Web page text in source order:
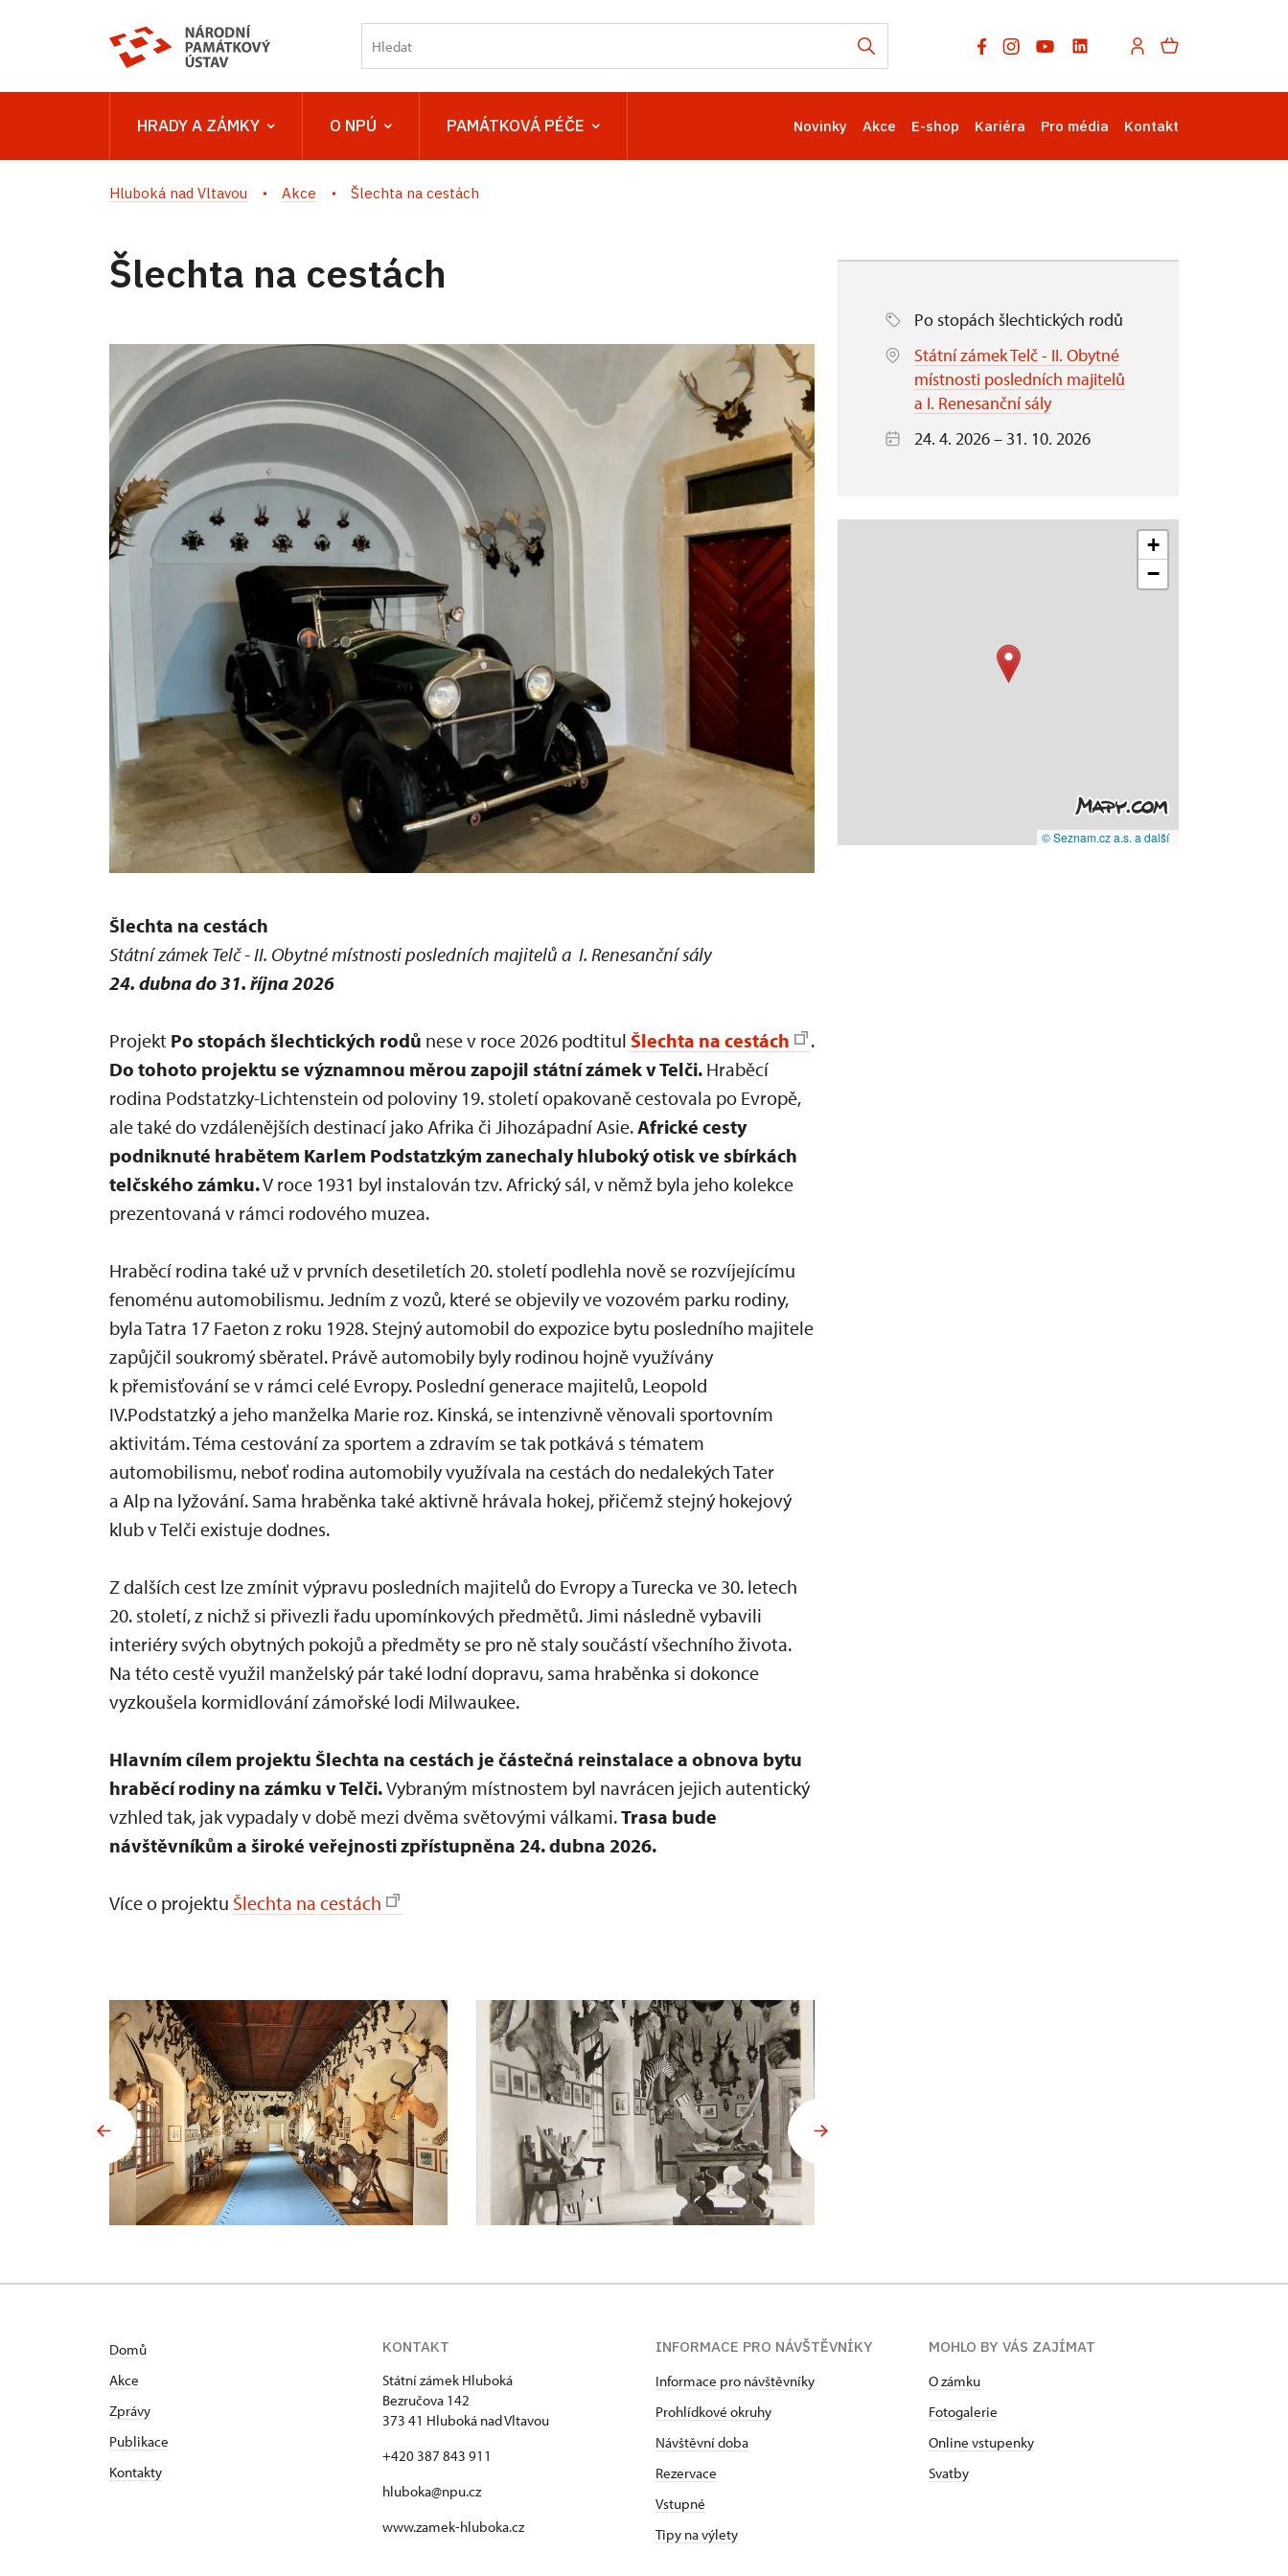
HRADY A ZÁMKY O NPÚ PAMÁTKOVÁ PÉČE Novinky Akce E-shop Kariéra Pro média Kontakt
Hluboká nad Vltavou Akce Šlechta na cestách
Šlechta na cestách
Šlechta na cestách
Státní zámek Telč - II. Obytné místnosti posledních majitelů a I. Renesanční sály
24. dubna do 31. října 2026
Projekt Po stopách šlechtických rodů nese v roce 2026 podtitul Šlechta na cestách
.
Do tohoto projektu se významnou měrou zapojil státní zámek v Telči. Hraběcí
rodina Podstatzky-Lichtenstein od poloviny 19. století opakovaně cestovala po Evropě,
ale také do vzdálenějších destinací jako Afrika či Jihozápadní Asie.Africké cesty
podniknuté hrabětem Karlem Podstatzkým zanechaly hluboký otisk ve sbírkách
telčského zámku.V roce 1931 byl instalován tzv. Africký sál, v němž byla jeho kolekce
prezentovaná v rámci rodového muzea.
Hraběcí rodina také už v prvních desetiletích 20. století podlehla nově se rozvíjejícímu
fenoménu automobilismu. Jedním z vozů, které se objevily ve vozovém parku rodiny,
byla Tatra 17 Faeton z roku 1928. Stejný automobil do expozice bytu posledního majitele
zapůjčil soukromý sběratel. Právě automobily byly rodinou hojně využívány
k přemisťování se v rámci celé Evropy. Poslední generace majitelů, Leopold
IV.Podstatzký a jeho manželka Marie roz. Kinská, se intenzivně věnovali sportovním
aktivitám. Téma cestování za sportem a zdravím se tak potkává s tématem
automobilismu, neboť rodina automobily využívala na cestách do nedalekých Tater
a Alp na lyžování. Sama hraběnka také aktivně hrávala hokej, přičemž stejný hokejový
klub v Telči existuje dodnes.
Z dalších cest lze zmínit výpravu posledních majitelů do Evropy a Turecka ve 30. letech
20. století, z nichž si přivezli řadu upomínkových předmětů. Jimi následně vybavili
interiéry svých obytných pokojů a předměty se pro ně staly součástí všechního života.
Na této cestě využil manželský pár také lodní dopravu, sama hraběnka si dokonce
vyzkoušela kormidlování zámořské lodi Milwaukee.
Hlavním cílem projektu Šlechta na cestách je částečná reinstalace a obnova bytu
hraběcí rodiny na zámku v Telči.Vybraným místnostem byl navrácen jejich autentický
vzhled tak, jak vypadaly v době mezi dvěma světovými válkami.Trasa bude
návštěvníkům a široké veřejnosti zpřístupněna 24. dubna 2026.
Více o projektu Šlechta na cestách
Po stopách šlechtických rodů
Státní zámek Telč - II. Obytné
místnosti posledních majitelů
a I. Renesanční sály
24. 4. 2026 – 31. 10. 2026
+
−
© Seznam.cz a.s. a další
Domů
Akce
Zprávy
Publikace
Kontakty
KONTAKT
Státní zámek Hluboká
Bezručova 142
373 41 Hluboká nad Vltavou
+420 387 843 911
hluboka@npu.cz
www.zamek-hluboka.cz
INFORMACE PRO NÁVŠTĚVNÍKY
Informace pro návštěvníky
Prohlídkové okruhy
Návštěvní doba
Rezervace
Vstupné
Tipy na výlety
MOHLO BY VÁS ZAJÍMAT
O zámku
Fotogalerie
Online vstupenky
Svatby